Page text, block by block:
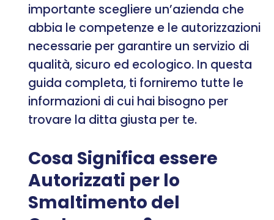
importante scegliere un’azienda che
abbia le competenze e le autorizzazioni
necessarie per garantire un servizio di
qualità, sicuro ed ecologico. In questa
guida completa, ti forniremo tutte le
informazioni di cui hai bisogno per
trovare la ditta giusta per te.
Cosa Significa essere
Autorizzati per lo
Smaltimento del